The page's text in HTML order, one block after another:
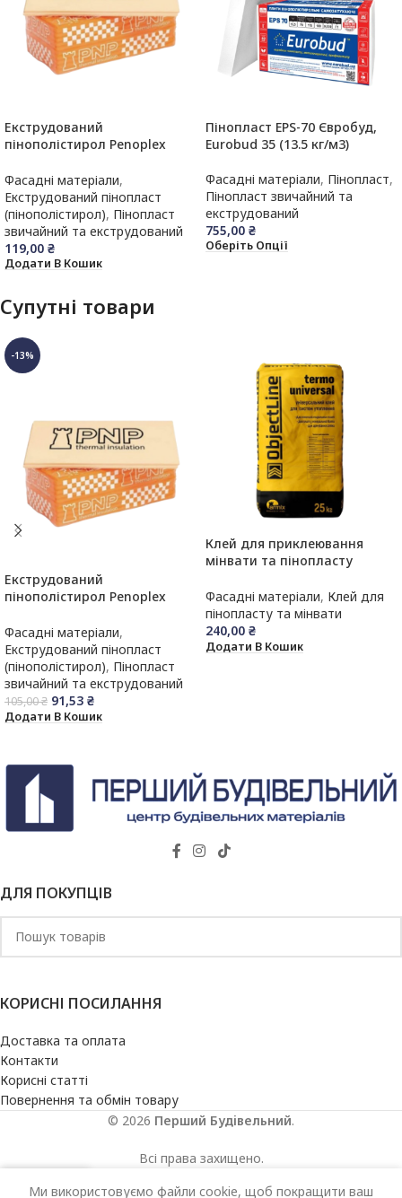
Екструдований
пінополістирол Penoplex
упак (1185×550 мм)
Фасадні матеріали,
Екструдований пінопласт
(пінополістирол), Пінопласт
звичайний та екструдований
119,00 ₴
Додати В Кошик
Пінопласт EPS-70 Євробуд,
Eurobud 35 (13.5 кг/м3)
Фасадні матеріали, Пінопласт,
Пінопласт звичайний та
екструдований
755,00 ₴
Оберіть Опції
Супутні товари
-13%
Екструдований
пінополістирол Penoplex
упак (1185×550 мм)
Фасадні матеріали,
Екструдований пінопласт
(пінополістирол), Пінопласт
звичайний та екструдований
105,00₴ 91,53 ₴
Додати В Кошик
Клей для приклеювання
мінвати та пінопласту
Фасадні матеріали, Клей для
пінопласту та мінвати
240,00 ₴
Додати В Кошик
ДЛЯ ПОКУПЦІВ
КОРИСНІ ПОСИЛАННЯ
Доставка та оплата
Контакти
Корисні статті
Повернення та обмін товару
© 2026 Перший Будівельний.
Всі права захищено.
Ми використовуємо файли cookie, щоб покращити ваш